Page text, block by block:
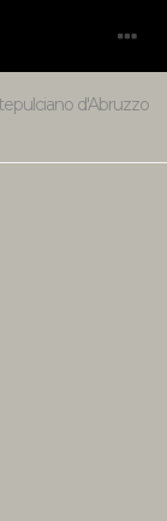
d'Abruzzo